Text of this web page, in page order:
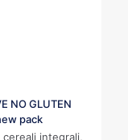
NO GLUTEN
pack
integrali,